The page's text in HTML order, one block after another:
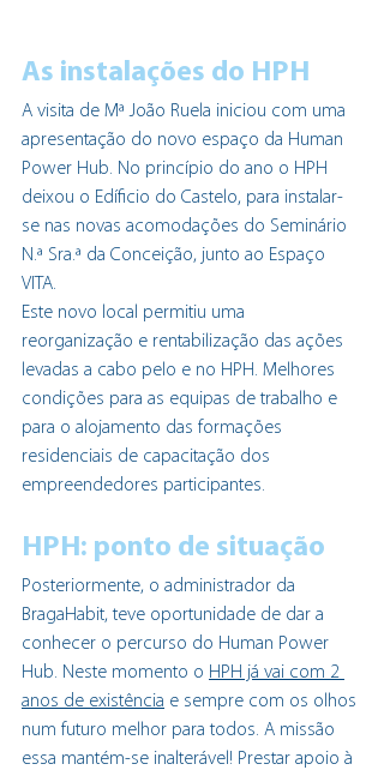
As instalações do HPH
A visita de Mª João Ruela iniciou com uma
apresentação do novo espaço da Human
Power Hub. No princípio do ano o HPH
deixou o Edíficio do Castelo, para instalar-
se nas novas acomodações do Seminário
N.ª Sra.ª da Conceição, junto ao Espaço
VITA.
Este novo local permitiu uma
reorganização e rentabilização das ações
levadas a cabo pelo e no HPH. Melhores
condições para as equipas de trabalho e
para o alojamento das formações
residenciais de capacitação dos
empreendedores participantes.
HPH: ponto de situação
Posteriormente, o administrador da
BragaHabit, teve oportunidade de dar a
conhecer o percurso do Human Power
Hub. Neste momento o HPH já vai com 2
anos de existência e sempre com os olhos
num futuro melhor para todos. A missão
essa mantém-se inalterável! Prestar apoio à